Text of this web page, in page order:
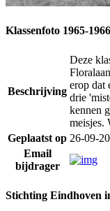
Klassenfoto 1965-1966
Beschrijving
Deze
erop dat
drie
kennen
meisjes.
Geplaatst op 26-09-
Email
bijdrager
Stichting Eindhoven